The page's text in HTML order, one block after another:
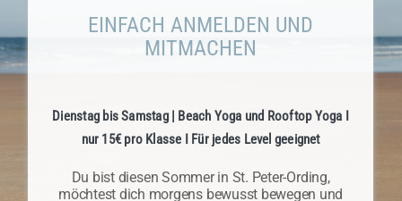
EINFACH ANMELDEN UND
MITMACHEN
Dienstag bis Samstag | Beach Yoga und Rooftop Yoga I
nur 15€ pro Klasse I Für jedes Level geeignet
Du bist diesen Sommer in St. Peter-Ording,
möchtest dich morgens bewusst bewegen und